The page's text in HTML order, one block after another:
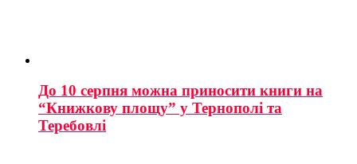
До 10 серпня можна приносити книги на
“Книжкову площу” у Тернополі та
Теребовлі